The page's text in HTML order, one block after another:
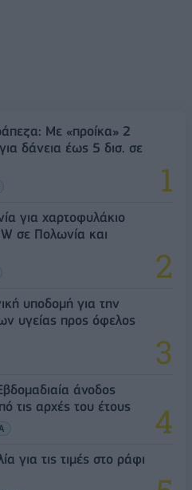
Με «προίκα» 2
δάνεια έως 5 δισ. σε
για χαρτοφυλάκιο
σε Πολωνία και
υποδομή για την
υγείας προς όφελος
άνοδος
τις αρχές του έτους
για τις τιμές στο ράφι